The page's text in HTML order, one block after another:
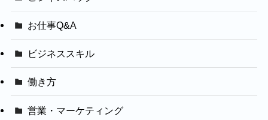
お仕事Q&A
ビジネススキル
働き方
営業・マーケティング